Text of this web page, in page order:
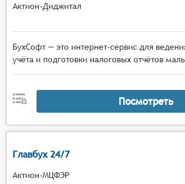
Актион-Диджитал
БухСофт — это интернет-сервис для
учёта и подготовки налоговых отчётов
Посмотреть
Главбух 24/7
Актион-МЦФЭР